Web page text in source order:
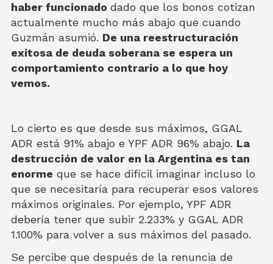
haber funcionado dado que los bonos cotizan
actualmente mucho más abajo que cuando
Guzmán asumió. De una reestructuración
exitosa de deuda soberana se espera un
comportamiento contrario a lo que hoy
vemos.
Lo cierto es que desde sus máximos, GGAL
ADR está 91% abajo e YPF ADR 96% abajo. La
destrucción de valor en la Argentina es tan
enorme que se hace difícil imaginar incluso lo
que se necesitaría para recuperar esos valores
máximos originales. Por ejemplo, YPF ADR
debería tener que subir 2.233% y GGAL ADR
1.100% para volver a sus máximos del pasado.
Se percibe que después de la renuncia de